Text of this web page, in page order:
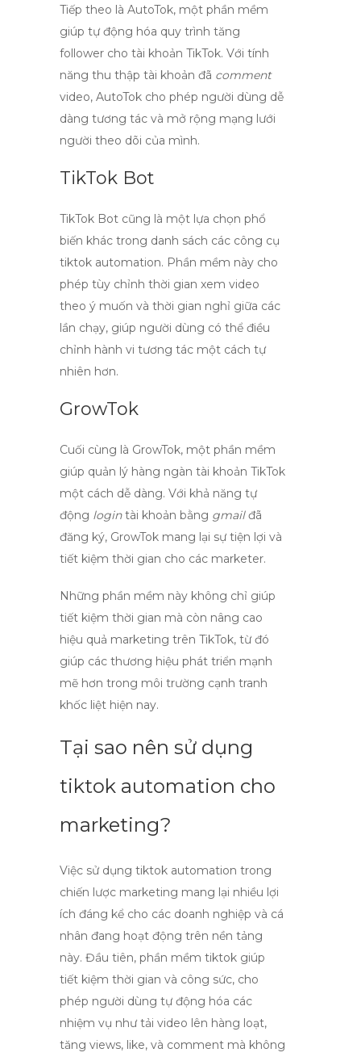
Tiếp theo là AutoTok, một phần mềm
giúp tự động hóa quy trình tăng
follower cho tài khoản TikTok. Với tính
năng thu thập tài khoản đã comment
video, AutoTok cho phép người dùng dễ
dàng tương tác và mở rộng mạng lưới
người theo dõi của mình.
TikTok Bot
TikTok Bot cũng là một lựa chọn phổ
biến khác trong danh sách các công cụ
tiktok automation. Phần mềm này cho
phép tùy chỉnh thời gian xem video
theo ý muốn và thời gian nghỉ giữa các
lần chạy, giúp người dùng có thể điều
chỉnh hành vi tương tác một cách tự
nhiên hơn.
GrowTok
Cuối cùng là GrowTok, một phần mềm
giúp quản lý hàng ngàn tài khoản TikTok
một cách dễ dàng. Với khả năng tự
động logintài khoản bằng gmailđã
đăng ký, GrowTok mang lại sự tiện lợi và
tiết kiệm thời gian cho các marketer.
Những phần mềm này không chỉ giúp
tiết kiệm thời gian mà còn nâng cao
hiệu quả marketing trên TikTok, từ đó
giúp các thương hiệu phát triển mạnh
mẽ hơn trong môi trường cạnh tranh
khốc liệt hiện nay.
Tại sao nên sử dụng
tiktok automation cho
marketing?
Việc sử dụng tiktok automation trong
chiến lược marketing mang lại nhiều lợi
ích đáng kể cho các doanh nghiệp và cá
nhân đang hoạt động trên nền tảng
này. Đầu tiên, phần mềm tiktok giúp
tiết kiệm thời gian và công sức, cho
phép người dùng tự động hóa các
nhiệm vụ như tải video lên hàng loạt,
tăng views, like, và comment mà không